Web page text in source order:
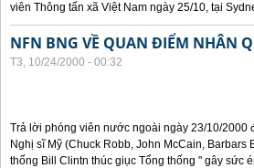
viên Thông tấn xã Việt Nam ngày 25/10, tại
NFN BNG VỀ QUAN ĐIỂM NHÂN
T3, 10/24/2000 - 00:32
Trả lời phóng viên nước ngoài ngày 23/10/2000
Nghị sĩ Mỹ (Chuck Robb, John McCain,
thống Bill Clintn thúc giục Tổng thống " gây sức